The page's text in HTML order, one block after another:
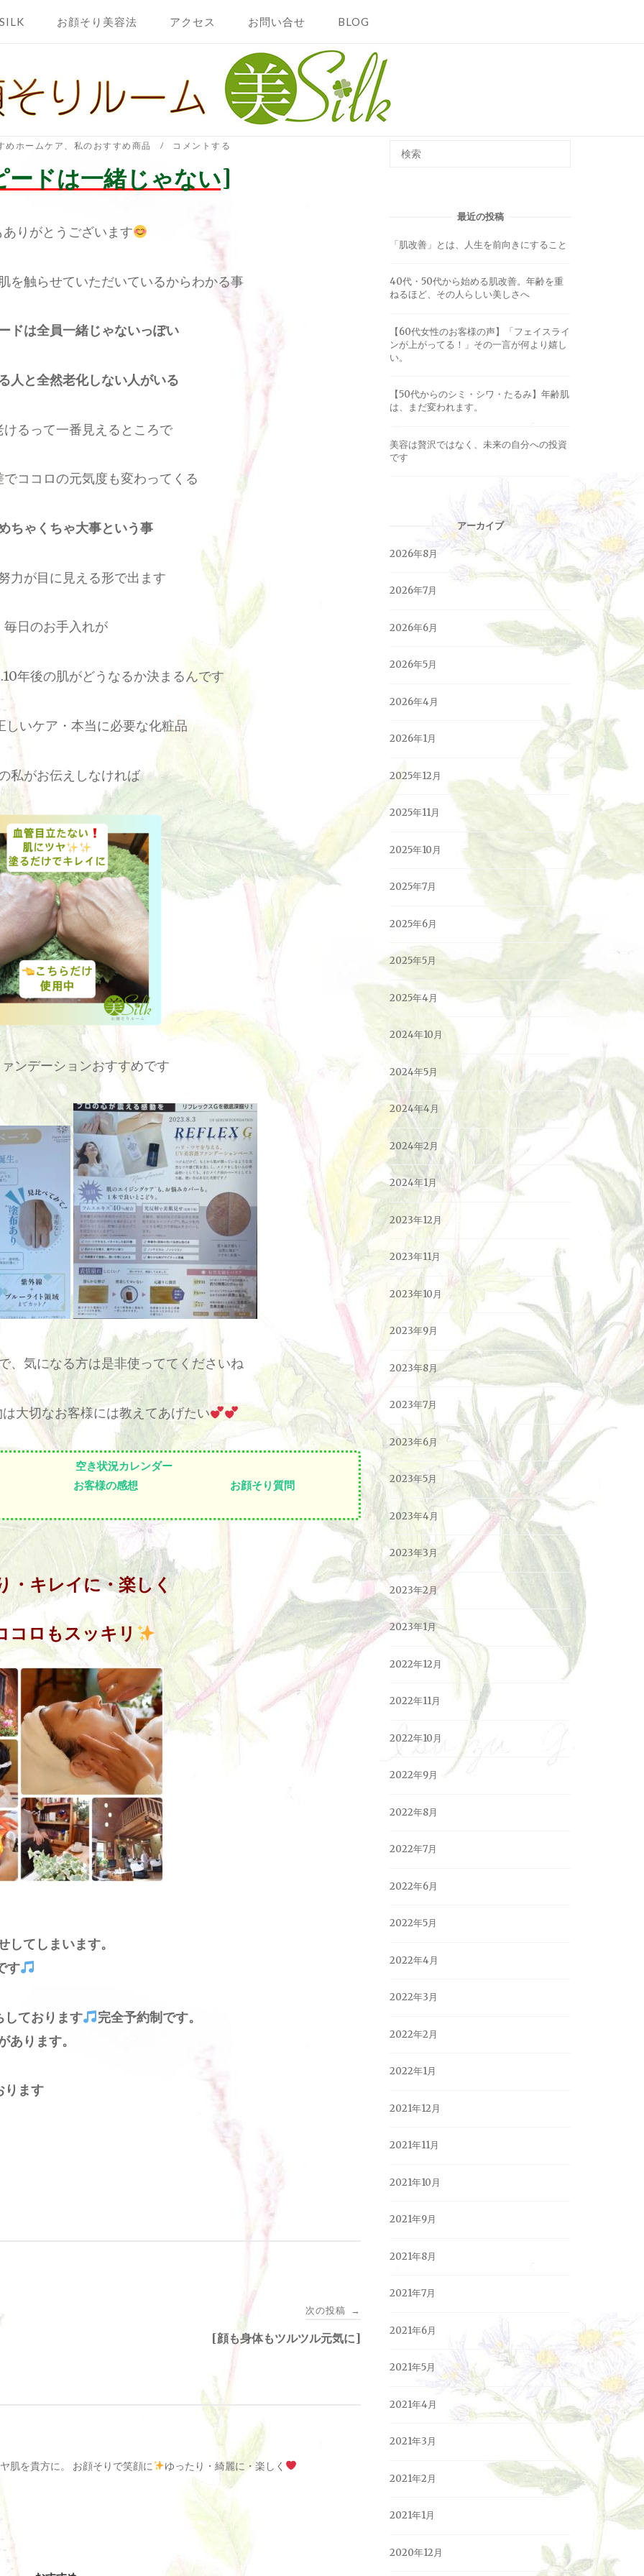
お顔そり美容法 アクセス お問い合せ BLOG
めホームケア 、 私のおすすめ商品 コメントする
ドは一緒じゃない]
りがとうございます
を触らせていただいているからわかる事
ドは全員一緒じゃないっぽい
人と全然老化しない人がいる
けるって一番見えるところで
ココロの元気度も変わってくる
ちゃくちゃ大事という事
力が目に見える形で出ます
毎日のお手入れが
年後の肌がどうなるか決まるんです
しいケア・本当に必要な化粧品
私がお伝えしなければ
ンデーションおすすめです
、気になる方は是非使っててくださいね
大切なお客様には教えてあげたい
空き状況カレンダー
お客様の感想
お顔そり質問
・キレイに・楽しく
コロもスッキリ
てしまいます。
す
ております
完全予約制です。
ります。
ります
次の投稿 →
[顔も身体もツルツル元気に]
肌を貴方に。 お顔そりで笑顔に ゆったり・綺麗に・楽しく
最近の投稿
「肌改善」とは、人生を前向きにすること
40代・50代から始める肌改善。年齢を重
ねるほど、その人らしい美しさへ
【60代女性のお客様の声】「フェイスライ
ンが上がってる！」その一言が何より嬉し
い。
【50代からのシミ・シワ・たるみ】年齢肌
は、まだ変われます。
美容は贅沢ではなく、未来の自分への投資
です
アーカイブ
2026年8月
2026年7月
2026年6月
2026年5月
2026年4月
2026年1月
2025年12月
2025年11月
2025年10月
2025年7月
2025年6月
2025年5月
2025年4月
2024年10月
2024年5月
2024年4月
2024年2月
2024年1月
2023年12月
2023年11月
2023年10月
2023年9月
2023年8月
2023年7月
2023年6月
2023年5月
2023年4月
2023年3月
2023年2月
2023年1月
2022年12月
2022年11月
2022年10月
2022年9月
2022年8月
2022年7月
2022年6月
2022年5月
2022年4月
2022年3月
2022年2月
2022年1月
2021年12月
2021年11月
2021年10月
2021年9月
2021年8月
2021年7月
2021年6月
2021年5月
2021年4月
2021年3月
2021年2月
2021年1月
2020年12月